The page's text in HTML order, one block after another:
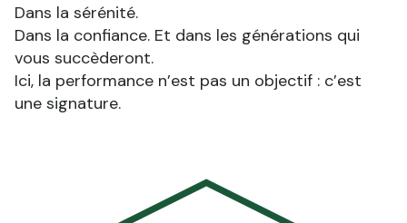
Dans la sérénité.
Dans la confiance. Et dans les générations qui
vous succèderont.
Ici, la performance n’est pas un objectif : c’est
une signature.